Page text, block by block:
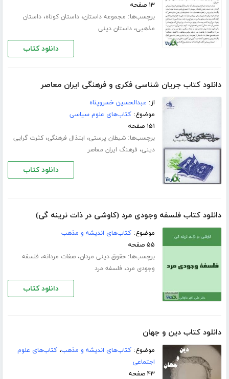
۱۳ صفحه
برچسب‌ها: مجموعه داستان،داستان کوتاه،داستان
مذهبی،داستان دینی
دانلود کتاب
دانلود کتاب جریان شناسی فکری و فرهنگی ایران معاصر
از: عبدالحسین خسروپناه
موضوع:کتاب‌های علوم سیاسی
۱۵۱ صفحه
برچسب‌ها:شیطان پرستی، ابتذال فرهنگی،کثرت گرایی
دینی، فرهنگ ایران معاصر
دانلود کتاب
دانلود کتاب فلسفه وجودی مرد (کاوشی در ذات نرینه گی)
موضوع:کتاب‌های اندیشه و مذهب
۵۵ صفحه
برچسب‌ها:حقوق دینی مردان،صفات مردانه، فلسفه
وجودی مرد، فلسفه مرد
دانلود کتاب
دانلود کتاب دین و جهان
موضوع:کتاب‌های اندیشه و مذهب،کتاب‌های علوم
اجتماعی
۴۳ صفحه